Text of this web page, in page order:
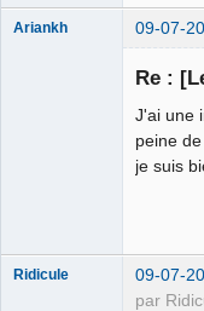
Ariankh 09-07-
Re :
J'ai une
peine
je suis
Ridicule 09-07-
par